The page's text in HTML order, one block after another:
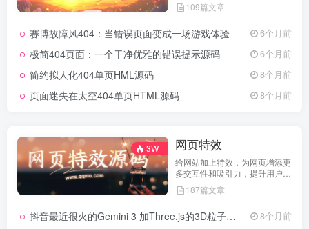
109篇文章
赛博故障风404：当错误页面变成一场游戏体验 6个月前
极简404页面：一个干净优雅的错误提示源码 6个月前
简约拟人化404单页HML源码 8个月前
页面迷失在太空404单页HTML源码 8个月前
3W+ 网页特效
给网站加上特效，为网页增添更
多交互性和吸引力，提升用户体
验 187篇文章
抖音最近很火的Gemini 3 加Three.js的3D粒子交互代码 共十三款 8个月前